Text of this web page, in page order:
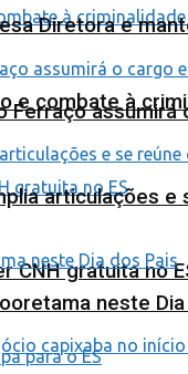
e combate à
CNH gratuita no
Diretora e
Ferraço assumirá
articulações e
neste